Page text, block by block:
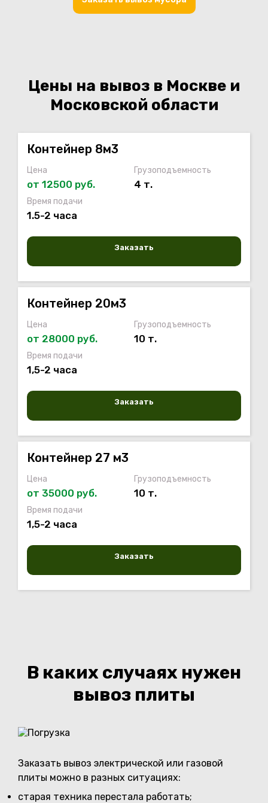
Цены на вывоз в Москве и
Московской области
Контейнер 8м3
Цена
от 12500 руб.
Грузоподъемность
4 т.
Время подачи
1.5-2 часа
Заказать
Контейнер 20м3
Цена
от 28000 руб.
Грузоподъемность
10 т.
Время подачи
1,5-2 часа
Заказать
Контейнер 27 м3
Цена
от 35000 руб.
Грузоподъемность
10 т.
Время подачи
1,5-2 часа
Заказать
В каких случаях нужен
вывоз плиты
Заказать вывоз электрической или газовой
плиты можно в разных ситуациях:
старая техника перестала работать;